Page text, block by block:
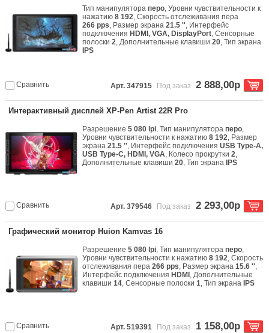
Тип манипулятораперо, Уровни чувствительности к
нажатию8 192, Скорость отслеживания пера
266 pps, Размер экрана21.5 '', Интерфейс
подключения HDMI, VGA, DisplayPort, Сенсорные
полоски2, Дополнительные клавиши20, Тип экрана
IPS
Сравнить Арт. 347915 Под заказ 2 888,00р
Интерактивный дисплей XP-Pen Artist 22R Pro
Разрешение5 080 lpi, Тип манипулятораперо,
Уровни чувствительности к нажатию8 192, Размер
экрана21.5 '', Интерфейс подключенияUSB Type-A,
USB Type-C, HDMI, VGA, Колесо прокрутки2,
Дополнительные клавиши20, Тип экрана IPS
Сравнить Арт. 379546 Под заказ 2 293,00р
Графический монитор Huion Kamvas 16
Разрешение5 080 lpi, Тип манипулятораперо,
Уровни чувствительности к нажатию8 192, Скорость
отслеживания пера266 pps, Размер экрана15.6 '',
Интерфейс подключения HDMI , Дополнительные
клавиши14, Сенсорные полоски1, Тип экрана IPS
Сравнить Арт. 519391 Под заказ 1 158,00р